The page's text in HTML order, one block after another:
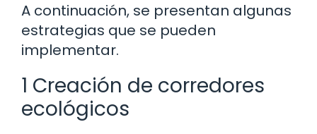
A continuación, se presentan algunas
estrategias que se pueden
implementar.
1 Creación de corredores
ecológicos